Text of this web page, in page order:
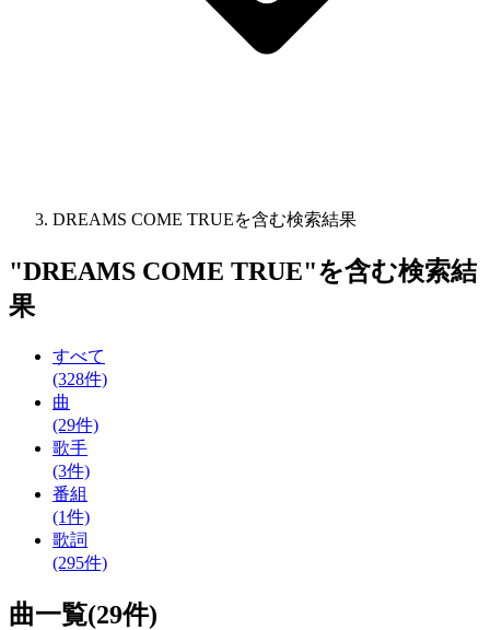
DREAMS COME TRUEを含む検索結果
"DREAMS COME TRUE"を含む検索結
果
すべて
(328件)
曲
(29件)
歌手
(3件)
番組
(1件)
歌詞
(295件)
曲一覧(29件)